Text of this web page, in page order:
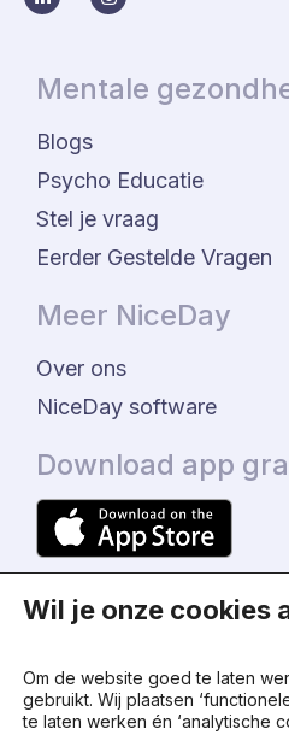
Mentale
Blogs
Psycho Educatie
Stel je vraag
Eerder Gestelde Vragen
Meer NiceDay
Over ons
NiceDay software
Download app
© 2024 - NiceDay
Wil je onze cookies
Om de website goed te laten
gebruikt. Wij plaatsen
te laten werken én ‘analytische